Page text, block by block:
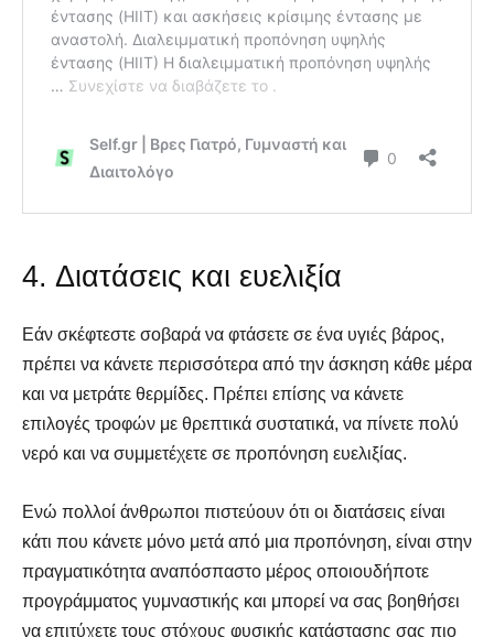
4. Διατάσεις και ευελιξία
Εάν σκέφτεστε σοβαρά να φτάσετε σε ένα υγιές βάρος,
πρέπει να κάνετε περισσότερα από την άσκηση κάθε μέρα
και να μετράτε θερμίδες. Πρέπει επίσης να κάνετε
επιλογές τροφών με θρεπτικά συστατικά, να πίνετε πολύ
νερό και να συμμετέχετε σε προπόνηση ευελιξίας.
Ενώ πολλοί άνθρωποι πιστεύουν ότι οι διατάσεις είναι
κάτι που κάνετε μόνο μετά από μια προπόνηση, είναι στην
πραγματικότητα αναπόσπαστο μέρος οποιουδήποτε
προγράμματος γυμναστικής και μπορεί να σας βοηθήσει
να επιτύχετε τους στόχους φυσικής κατάστασης σας πιο